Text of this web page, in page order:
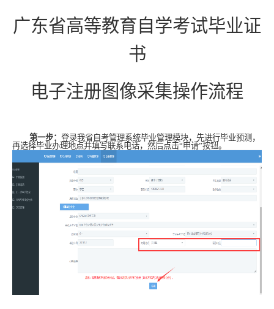
广东省高等教育自学考试毕业证
书
电子注册图像采集操作流程
第一步： 登录我省自考管理系统毕业管理模块，先进行毕业预测，
再选择毕业办理地点并填写联系电话，然后点击“申请”按钮。